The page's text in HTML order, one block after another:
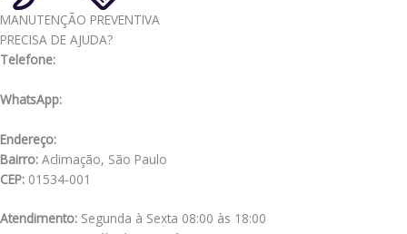
MANUTENÇÃO PREVENTIVA
PRECISA DE AJUDA?
Telefone:
WhatsApp:
Endereço:
Bairro: Aclimação, São Paulo
CEP: 01534-001
Atendimento: Segunda à Sexta 08:00 às 18:00